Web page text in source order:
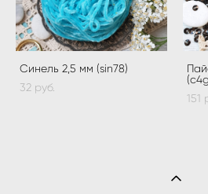
Синель 2,5 мм (sin78)
32 pуб.
151